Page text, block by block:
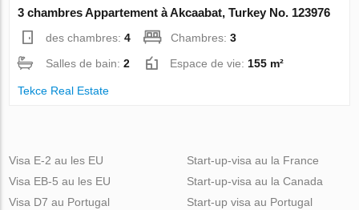
3 chambres Appartement à Akcaabat, Turkey No. 123976
des chambres:4 Chambres:3
Salles de bain:2 Espace de vie: 155 m²
Tekce Real Estate
Visa E-2 au les EU
Visa EB-5 au les EU
Visa D7 au Portugal
Start-up-visa au la France
Start-up-visa au la Canada
Start-up visa au Portugal